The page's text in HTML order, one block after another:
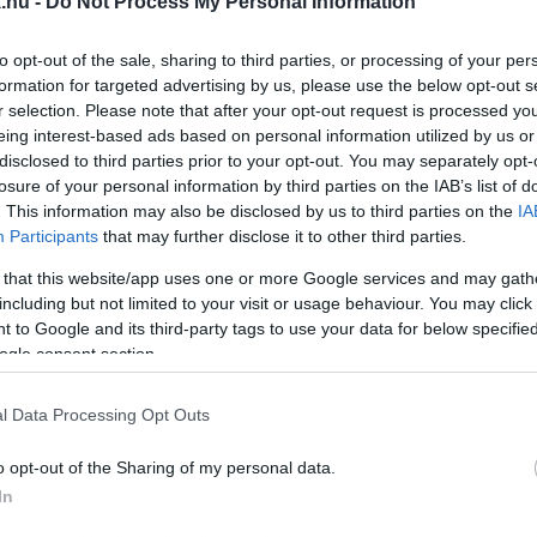
opt-out of the sale, sharing to third parties, or processing of your
for targeted advertising by us, please use the below opt-out
selection. Please note that after your opt-out request is processed
interest-based ads based on personal information utilized by us
to third parties prior to your opt-out. You may separately
of your personal information by third parties on the IAB’s list of
This information may also be disclosed by us to third parties on the
Participants that may further disclose it to other third parties.
that this website/app uses one or more Google services and may
but not limited to your visit or usage behaviour. You may
to Google and its third-party tags to use your data for below
consent section.
Data Processing Opt Outs
opt-out of the Sharing of my personal data.
SZOMBATHELYI MOMENTUM ELNÖKE
lettek.
MOMENTUM
TARTJÁK CZEGLÉDY CSABA
szavazók felé.
JOSKAR-OLA-LAKÓTELEPRE